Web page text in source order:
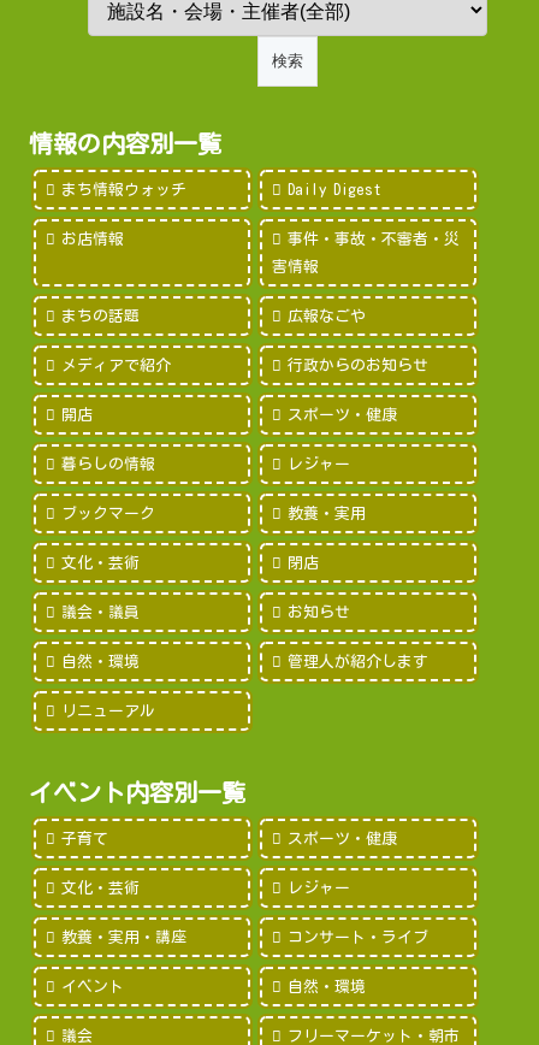
情報の内容別一覧
まち情報ウォッチ Daily Digest
お店情報
事件・事故・不審者・災
害情報
まちの話題 広報なごや
メディアで紹介 行政からのお知らせ
開店 スポーツ・健康
暮らしの情報 レジャー
ブックマーク 教養・実用
文化・芸術 閉店
議会・議員 お知らせ
自然・環境 管理人が紹介します
リニューアル
イベント内容別一覧
子育て スポーツ・健康
文化・芸術 レジャー
教養・実用・講座 コンサート・ライブ
イベント 自然・環境
議会 フリーマーケット・朝市